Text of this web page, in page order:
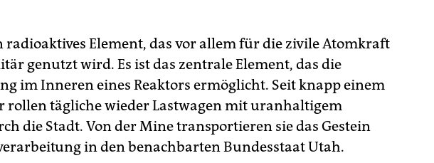
radioaktives Element, das vor allem für die zivile Atomkraft
genutzt wird. Es ist das zentrale Element, das die
im Inneren eines Reaktors ermöglicht. Seit knapp einem
rollen tägliche wieder Lastwagen mit uranhaltigem
die Stadt. Von der Mine transportieren sie das Gestein
in den benachbarten Bundesstaat Utah.